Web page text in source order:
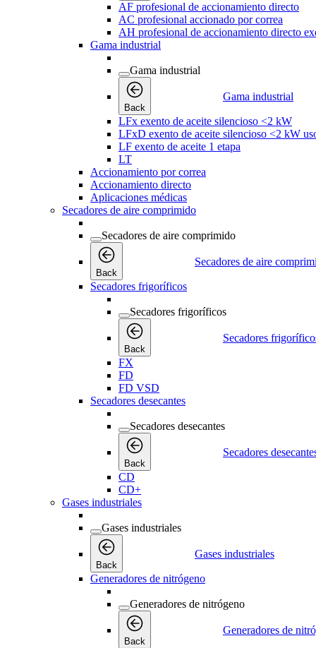
AF profesional de accionamiento directo
AC profesional accionado por correa
AH profesional de accionamiento directo
Gama industrial
Gama industrial
Back
Gama industrial
LFx exento de aceite silencioso <2 kW
LFxD exento de aceite silencioso <2 kW
LF exento de aceite 1 etapa
LT
Accionamiento por correa
Accionamiento directo
Aplicaciones médicas
Secadores de aire comprimido
Secadores de aire comprimido
Back
Secadores de aire
Secadores frigoríficos
Secadores frigoríficos
Back
Secadores
FX
FD
FD VSD
Secadores desecantes
Secadores desecantes
Back
Secadores
CD
CD+
Gases industriales
Gases industriales
Back
Gases industriales
Generadores de nitrógeno
Generadores de nitrógeno
Back
Generadores de